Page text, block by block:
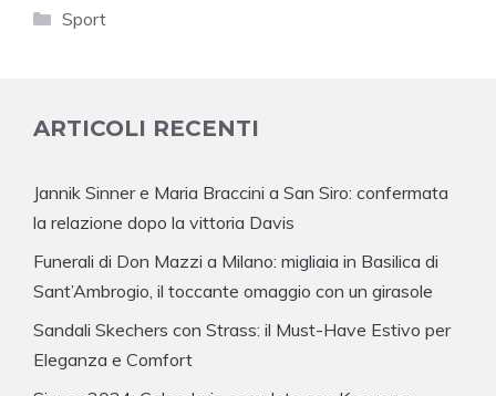
Categorie
Sport
ARTICOLI RECENTI
Jannik Sinner e Maria Braccini a San Siro: confermata
la relazione dopo la vittoria Davis
Funerali di Don Mazzi a Milano: migliaia in Basilica di
Sant’Ambrogio, il toccante omaggio con un girasole
Sandali Skechers con Strass: il Must-Have Estivo per
Eleganza e Comfort